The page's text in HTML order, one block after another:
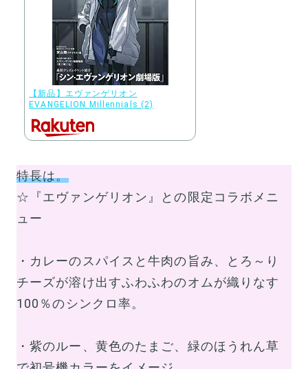
【新品】エヴァンゲリオン
EVANGELION Millennials (2)
特長は。
☆『エヴァンゲリオン』との限定コラボメニ
ュー
・カレーのスパイスと牛肉の旨み、とろ～り
チーズが溶け出すふわふわのオムが織りなす
100％のシンクロ率。
・紫のルー、黄色のたまご、緑のほうれん草